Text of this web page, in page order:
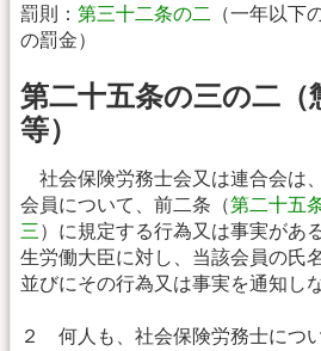
罰則： 第三十二条の二
（一年以下
の罰金）
第二十五条の三の二（
等）
社会保険労務士会又は連合会は
会員について、前二条（第二十五
三）に規定する行為又は事実があ
生労働大臣に対し、当該会員の氏
並びにその行為又は事実を通知し
２ 何人も、社会保険労務士につ